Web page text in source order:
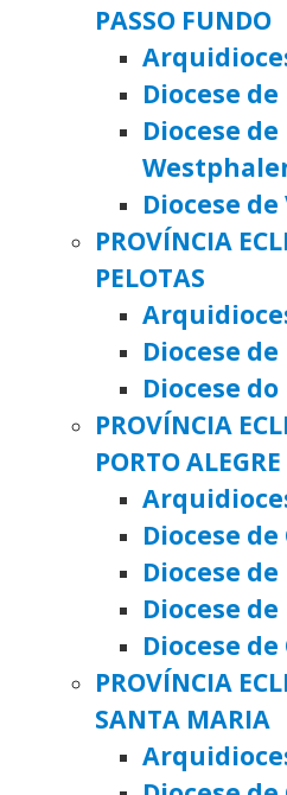
PASSO FUNDO
Diocese
Diocese
Diocese
PROVÍNCIA
PELOTAS
Diocese de
Diocese
PROVÍNCIA
PORTO ALEGRE
Diocese de
Diocese
Diocese
Diocese
PROVÍNCIA
SANTA MARIA